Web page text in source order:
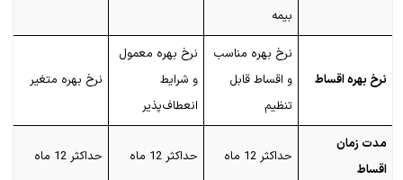
بیمه
نرخ بهره اقساط
نرخ بهره مناسب
و اقساط قابل
تنظیم
نرخ بهره معمول
و شرایط
انعطاف‌پذیر
نرخ بهره متغیر
مدت زمان
اقساط
حداکثر 12 ماه حداکثر 12 ماه حداکثر 12 ماه